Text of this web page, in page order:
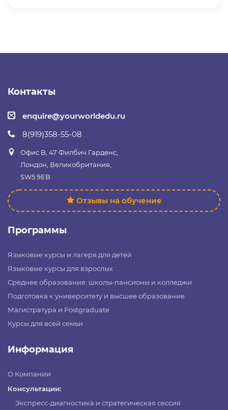
Контакты
enquire@yourworldedu.ru
8(919)358-55-08
Офис B, 47 Филбич Гарденс,
Лондон, Великобритания,
SW5 9EB
Отзывы на обучение
Программы
Языковые курсы и лагеря для детей
Языковые курсы для взрослых
Среднее образование: школы-пансионы и колледжи
Подготовка к университету и высшее образование
Магистратура и Postgraduate
Курсы для всей семьи
Информация
О Компании
Консультации:
Экспресс-диагностика и стратегическая сессия